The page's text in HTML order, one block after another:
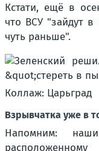
Кстати, ещё в
что ВСУ "зайдут
чуть раньше".
Коллаж: Царьград
Взрывчатка уже в
Напомним: